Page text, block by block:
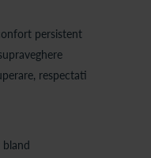
persistent
respectati